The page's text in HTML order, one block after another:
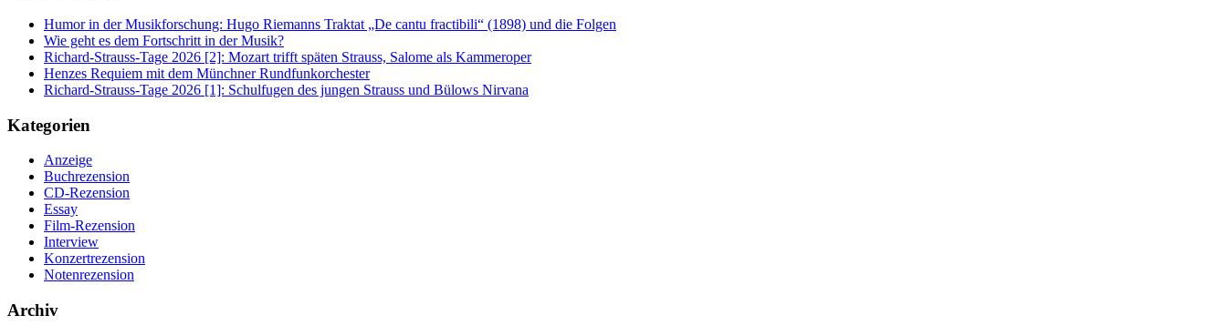
Humor in der Musikforschung: Hugo Riemanns Traktat „De cantu fractibili“ (1898) und die Folgen
Wie geht es dem Fortschritt in der Musik?
Richard-Strauss-Tage 2026 [2]: Mozart trifft späten Strauss, Salome als Kammeroper
Henzes Requiem mit dem Münchner Rundfunkorchester
Richard-Strauss-Tage 2026 [1]: Schulfugen des jungen Strauss und Bülows Nirvana
Kategorien
Anzeige
Buchrezension
CD-Rezension
Essay
Film-Rezension
Interview
Konzertrezension
Notenrezension
Archiv